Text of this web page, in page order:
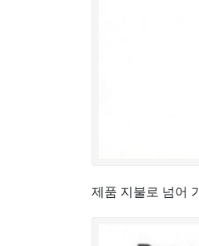
제품 지불로 넘어